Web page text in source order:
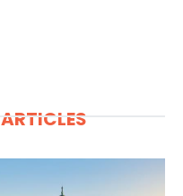
ARTICLES